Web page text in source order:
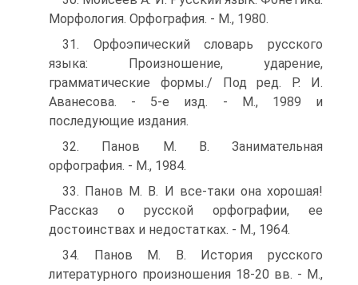
Морфология. Орфография. - М., 1980.
31. Орфоэпический словарь русского
языка: Произношение, ударение,
грамматические формы./ Под ред. Р. И.
Аванесова. - 5-е изд. - М., 1989 и
последующие издания.
32. Панов М. В. Занимательная
орфография. - М., 1984.
33. Панов М. В. И все-таки она хорошая!
Рассказ о русской орфографии, ее
достоинствах и недостатках. - М., 1964.
34. Панов М. В. История русского
литературного произношения 18-20 вв. - М.,